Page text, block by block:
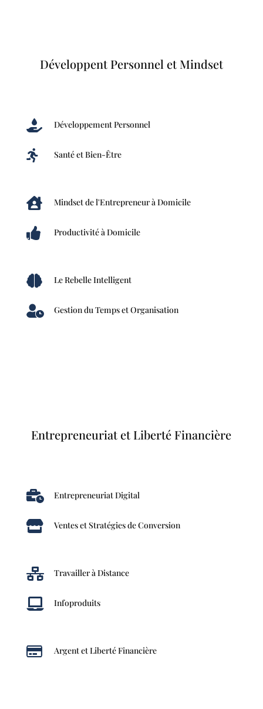
Développent Personnel et Mindset
 Développement Personnel
 Santé et Bien-Être
 Mindset de l'Entrepreneur à Domicile
 Productivité à Domicile
 Le Rebelle Intelligent
 Gestion du Temps et Organisation
Entrepreneuriat et Liberté Financière
 Entrepreneuriat Digital
 Ventes et Stratégies de Conversion
 Travailler à Distance
 Infoproduits
 Argent et Liberté Financière